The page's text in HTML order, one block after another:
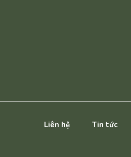
Liên hệ Tin tức